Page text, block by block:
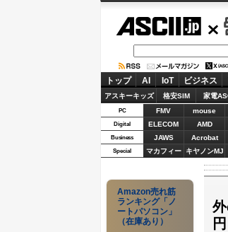
トップ AI IoT ビジネス
アスキーキッズ 格安SIM 家電
PC FMV mouse
Digital ELECOM AMD
Business JAWS Acrobat
Special マカフィー キヤノンMJ
円
Amazon売れ筋
ランキング「ノ
ートパソコン」
（在庫あり）